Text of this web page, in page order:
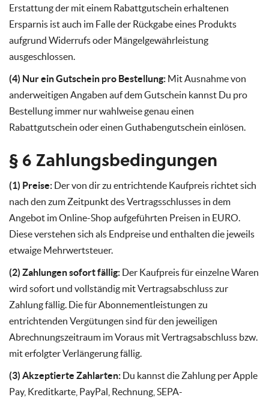
Erstattung der mit einem Rabattgutschein erhaltenen
Ersparnis ist auch im Falle der Rückgabe eines Produkts
aufgrund Widerrufs oder Mängelgewährleistung
ausgeschlossen.
(4) Nur ein Gutschein pro Bestellung: Mit Ausnahme von
anderweitigen Angaben auf dem Gutschein kannst Du pro
Bestellung immer nur wahlweise genau einen
Rabattgutschein oder einen Guthabengutschein einlösen.
§ 6 Zahlungsbedingungen
(1) Preise: Der von dir zu entrichtende Kaufpreis richtet sich
nach den zum Zeitpunkt des Vertragsschlusses in dem
Angebot im Online-Shop aufgeführten Preisen in EURO.
Diese verstehen sich als Endpreise und enthalten die jeweils
etwaige Mehrwertsteuer.
(2) Zahlungen sofort fällig: Der Kaufpreis für einzelne Waren
wird sofort und vollständig mit Vertragsabschluss zur
Zahlung fällig. Die für Abonnementleistungen zu
entrichtenden Vergütungen sind für den jeweiligen
Abrechnungszeitraum im Voraus mit Vertragsabschluss bzw.
mit erfolgter Verlängerung fällig.
(3) Akzeptierte Zahlarten: Du kannst die Zahlung per Apple
Pay, Kreditkarte, PayPal, Rechnung, SEPA-